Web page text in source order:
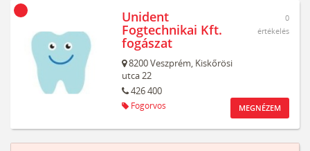
Unident
Fogtechnikai Kft.
fogászat
8200Veszprém, Kiskőrösi
utca 22
426 400
Fogorvos
0
értékelés
MEGNÉZEM